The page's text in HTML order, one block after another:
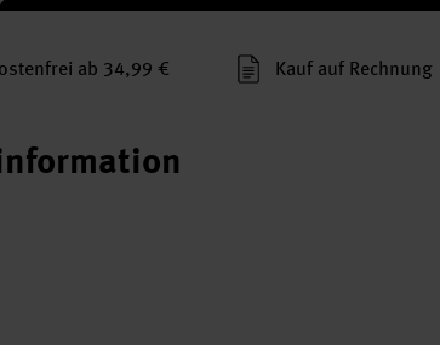
ab 34,99 € Kauf auf Rechnung